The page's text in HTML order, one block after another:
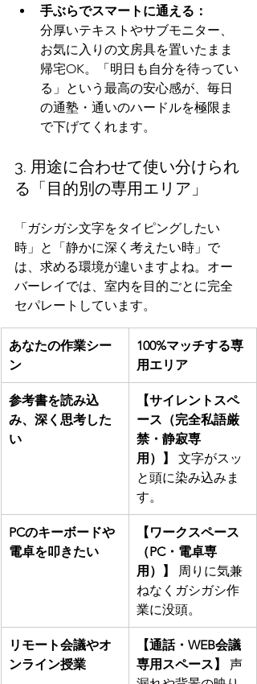
手ぶらでスマートに通える：
分厚いテキストやサブモニター、
お気に入りの文房具を置いたまま
帰宅OK。「明日も自分を待ってい
る」という最高の安心感が、毎日
の通塾・通いのハードルを極限ま
で下げてくれます。
3. 用途に合わせて使い分けられ
る「目的別の専用エリア」
「ガシガシ文字をタイピングしたい
時」と「静かに深く考えたい時」で
は、求める環境が違いますよね。オー
バーレイでは、室内を目的ごとに完全
セパレートしています。
あなたの作業シー
ン
100%マッチする専
用エリア
参考書を読み込
み、深く思考した
い
【サイレントスペ
ース（完全私語厳
禁・静寂専
用）】
文字がスッ
と頭に染み込みま
す。
PCのキーボードや
電卓を叩きたい
【ワークスペース
（PC・電卓専
用）】
周りに気兼
ねなくガシガシ作
業に没頭。
リモート会議やオ
ンライン授業
【通話・WEB会議
専用スペース】
声